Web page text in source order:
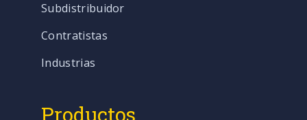
Subdistribuidor
Contratistas
Industrias
Productos